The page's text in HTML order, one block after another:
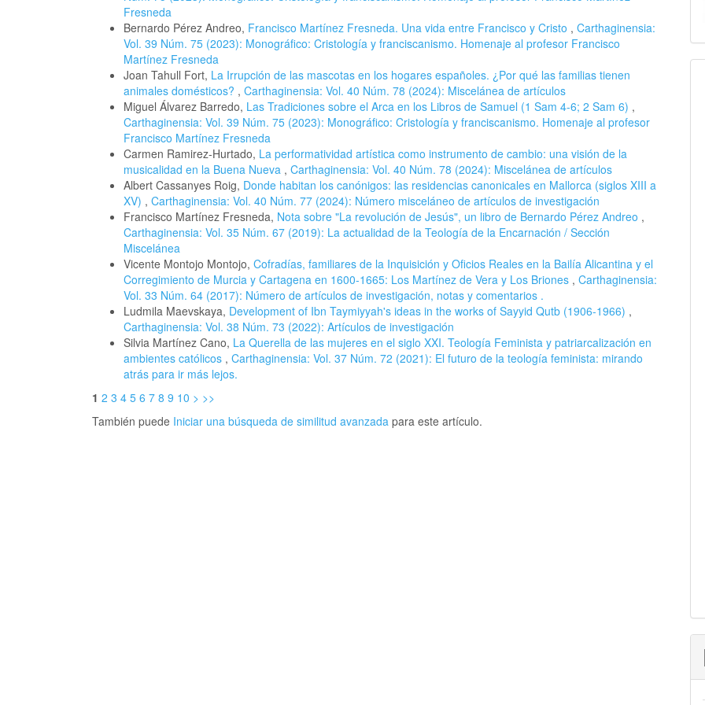
Fresneda
Bernardo Pérez Andreo, Francisco Martínez Fresneda. Una vida entre Francisco y Cristo , Carthaginensia:
Vol. 39 Núm. 75 (2023): Monográfico: Cristología y franciscanismo. Homenaje al profesor Francisco
Martínez Fresneda
Joan Tahull Fort, La Irrupción de las mascotas en los hogares españoles. ¿Por qué las familias tienen
animales domésticos? , Carthaginensia: Vol. 40 Núm. 78 (2024): Miscelánea de artículos
Miguel Álvarez Barredo, Las Tradiciones sobre el Arca en los Libros de Samuel (1 Sam 4-6; 2 Sam 6) ,
Carthaginensia: Vol. 39 Núm. 75 (2023): Monográfico: Cristología y franciscanismo. Homenaje al profesor
Francisco Martínez Fresneda
Carmen Ramirez-Hurtado, La performatividad artística como instrumento de cambio: una visión de la
musicalidad en la Buena Nueva , Carthaginensia: Vol. 40 Núm. 78 (2024): Miscelánea de artículos
Albert Cassanyes Roig, Donde habitan los canónigos: las residencias canonicales en Mallorca (siglos XIII a
XV) , Carthaginensia: Vol. 40 Núm. 77 (2024): Número misceláneo de artículos de investigación
Francisco Martínez Fresneda, Nota sobre "La revolución de Jesús", un libro de Bernardo Pérez Andreo ,
Carthaginensia: Vol. 35 Núm. 67 (2019): La actualidad de la Teología de la Encarnación / Sección
Miscelánea
Vicente Montojo Montojo, Cofradías, familiares de la Inquisición y Oficios Reales en la Bailía Alicantina y el
Corregimiento de Murcia y Cartagena en 1600-1665: Los Martínez de Vera y Los Briones , Carthaginensia:
Vol. 33 Núm. 64 (2017): Número de artículos de investigación, notas y comentarios .
Ludmila Maevskaya, Development of Ibn Taymiyyah's ideas in the works of Sayyid Qutb (1906-1966) ,
Carthaginensia: Vol. 38 Núm. 73 (2022): Artículos de investigación
Silvia Martínez Cano, La Querella de las mujeres en el siglo XXI. Teología Feminista y patriarcalización en
ambientes católicos , Carthaginensia: Vol. 37 Núm. 72 (2021): El futuro de la teología feminista: mirando
atrás para ir más lejos.
1 2 3 4 5 6 7 8 9 10 > >>
También puede Iniciar una búsqueda de similitud avanzada para este artículo.